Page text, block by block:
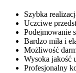
Szybka
Uczciwe
Podejmowanie
Bardzo miła i
Możliwość
Wysoka jakość
Profesjonalny